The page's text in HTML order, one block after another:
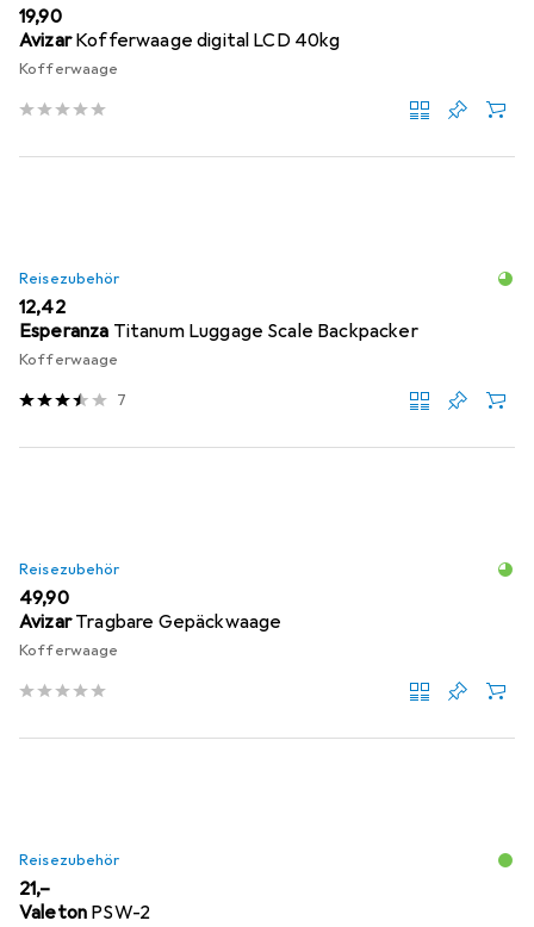
EUR
19,90
Avizar Kofferwaage digital LCD 40kg
Kofferwaage
Reisezubehör
EUR
12,42
Esperanza Titanum Luggage Scale Backpacker
Kofferwaage
7
Reisezubehör
EUR
49,90
Avizar Tragbare Gepäckwaage
Kofferwaage
Reisezubehör
EUR
21,–
Valeton PSW-2